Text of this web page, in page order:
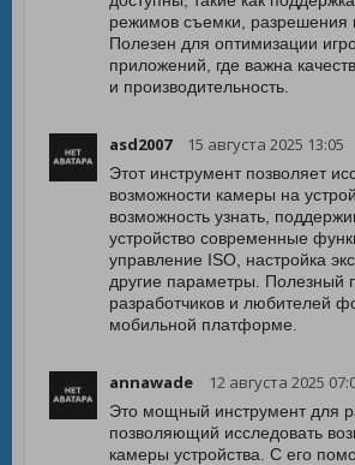
режимов съемки, разрешения
Полезен для оптимизации
приложений, где важна
и производительность.
asd2007 15 августа 2025 13:05
Этот инструмент позволяет
возможности камеры на
возможность узнать,
устройство современные
управление ISO, настройка
другие параметры. Полезный
разработчиков и любителей
мобильной платформе.
annawade 12 августа 2025
Это мощный инструмент для
позволяющий исследовать
камеры устройства. С его